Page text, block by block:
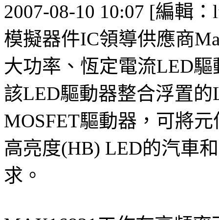
2007-08-10 10:07 [編輯
模擬器件IC領導供應商
大功率、恆定電流LED
該LED驅動器整合浮置
MOSFET驅動器，可將
高亮度(HB) LED的汽車
求。